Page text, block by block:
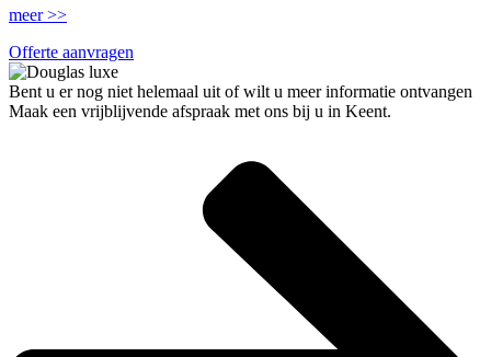
meer >>
Offerte aanvragen
Bent u er nog niet helemaal uit of wilt u meer informatie ontvangen
Maak een vrijblijvende afspraak met ons bij u in Keent.